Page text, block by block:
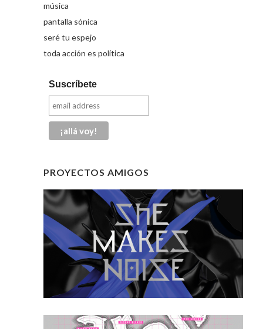
música
pantalla sónica
seré tu espejo
toda acción es política
Suscríbete
PROYECTOS AMIGOS